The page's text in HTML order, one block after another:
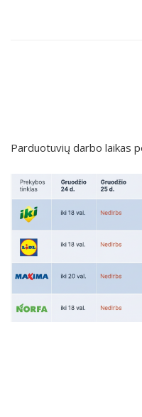
Parduotuvių darbo laikas